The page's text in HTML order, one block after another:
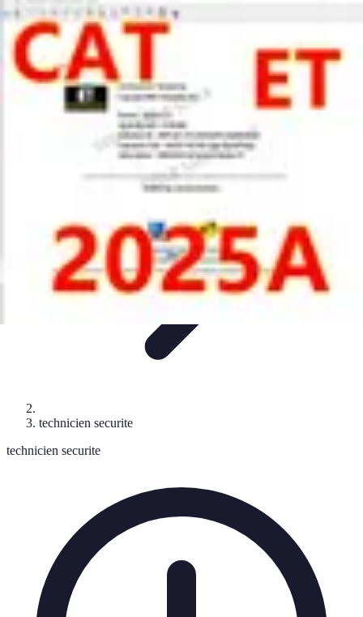
Technicien Sécurité
technicien securiteTendancesStratégies
Client
Technicien Sécurité
technicien securite
technicien securite